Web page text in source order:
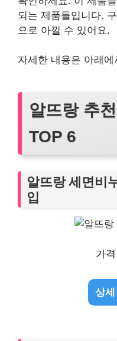
되는 제품들입니다.
으로 아낄 수 있어요.
자세한 내용은 아래
알뜨랑 추
TOP 6
알뜨랑 세면비
입
가
상세